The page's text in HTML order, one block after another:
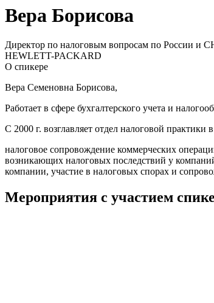
Вера Борисова
Директор по налоговым вопросам по России и
HEWLETT-PACKARD
О спикере
Вера Семеновна Борисова,
Работает в сфере бухгалтерского учета и
С 2000 г. возглавляет отдел налоговой
налоговое сопровождение коммерческих
возникающих налоговых последствий у
компании, участие в налоговых спорах и
Мероприятия с участием